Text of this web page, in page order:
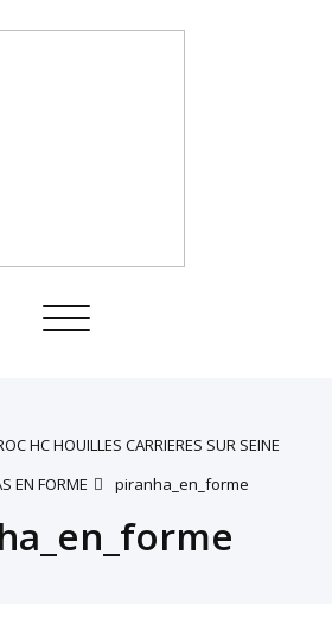
Toggle
HC HOUILLES CARRIERES SUR SEINE
EN FORME
piranha_en_forme